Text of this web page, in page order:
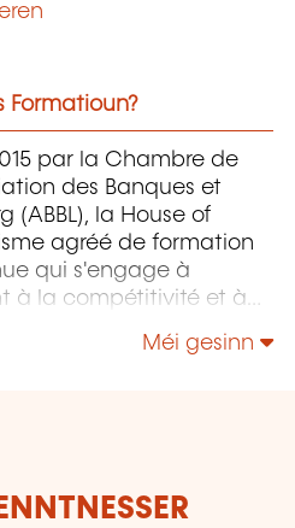
Formatioun?
par la Chambre de
des Banques et
(ABBL), la House of
agréé de formation
qui s'engage à
à la compétitivité et à
qui font vivre son
Méi gesinn